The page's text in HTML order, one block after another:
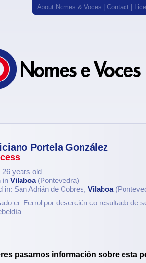
About Nomes & Voces Contact
Portela González
26 years old
in Vilaboa(Pontevedra)
in: San Adrián de Cobres, Vilaboa
en Ferrol por deserción co resultado de
pasarnos información sobre esta